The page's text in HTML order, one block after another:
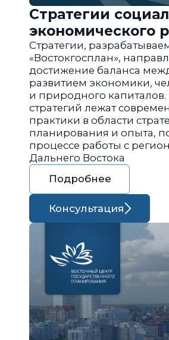
Стратегии
экономического
субъектов РФ
Стратегии,
«Востокгосплан»,
достижение баланса
развитием экономики,
и природного капиталов.
стратегий лежат
практики в области
планирования и опыта,
процессе работы с
Дальнего Востока
Подробнее
Консультация